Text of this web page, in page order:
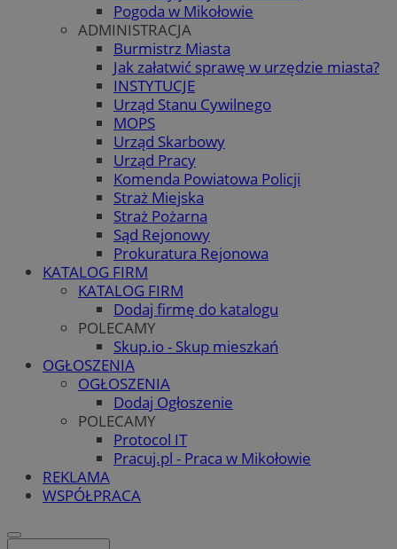
Pogoda w Mikołowie
ADMINISTRACJA
Burmistrz Miasta
Jak załatwić sprawę w urzędzie miasta?
INSTYTUCJE
Urząd Stanu Cywilnego
MOPS
Urząd Skarbowy
Urząd Pracy
Komenda Powiatowa Policji
Straż Miejska
Straż Pożarna
Sąd Rejonowy
Prokuratura Rejonowa
KATALOG FIRM
KATALOG FIRM
Dodaj firmę do katalogu
POLECAMY
Skup.io - Skup mieszkań
OGŁOSZENIA
OGŁOSZENIA
Dodaj Ogłoszenie
POLECAMY
Protocol IT
Pracuj.pl - Praca w Mikołowie
REKLAMA
WSPÓŁPRACA